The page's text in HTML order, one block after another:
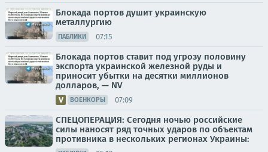
Блокада портов душит украинскую
металлургию
ПАБЛИКИ 07:15
Блокада портов ставит под угрозу половину
экспорта украинской железной руды и
приносит убытки на десятки миллионов
долларов, — NV
ВОЕНКОРЫ 07:09
СПЕЦОПЕРАЦИЯ: Сегодня ночью российские
силы наносят ряд точных ударов по объектам
противника в нескольких регионах Украины: